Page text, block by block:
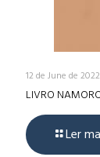
12 de June de 2022
LIVRO
Ler